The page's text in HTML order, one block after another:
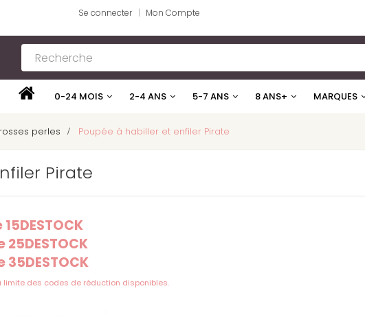
Se connecter Mon Compte
0-24 MOIS 2-4 ANS 5-7 ANS 8 ANS+ MARQUES
perles > Poupée à habiller et enfiler Pirate
Pirate
limite des codes de réduction disponibles.